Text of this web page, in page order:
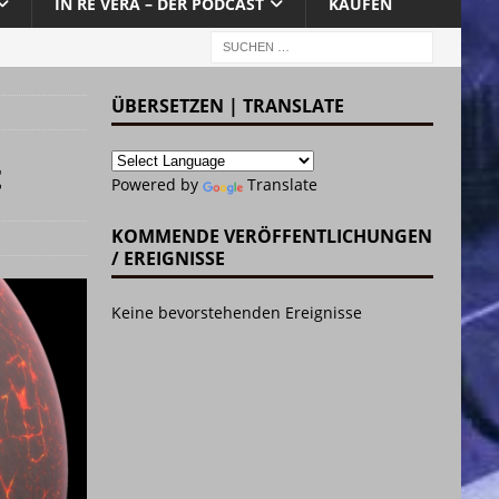
ÜBERSETZEN | TRANSLATE
Powered by Translate
KOMMENDE VERÖFFENTLICHUNGEN
/ EREIGNISSE
Keine bevorstehenden Ereignisse